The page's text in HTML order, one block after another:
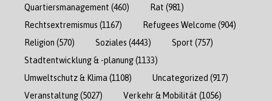
Quartiersmanagement (460) Rat (981)
Rechtsextremismus (1167) Refugees Welcome (904)
Religion (570) Soziales (4443) Sport (757)
Stadtentwicklung & -planung(1133)
Umweltschutz & Klima (1108) Uncategorized (917)
Veranstaltung(5027) Verkehr & Mobilität (1056)